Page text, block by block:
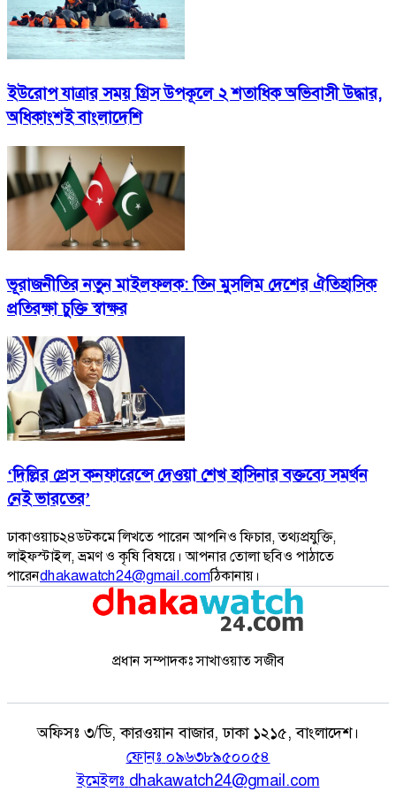
ইউরোপ যাত্রার সময় গ্রিস উপকূলে ২ শতাধিক অভিবাসী উদ্ধার,
অধিকাংশই বাংলাদেশি
ভূরাজনীতির নতুন মাইলফলক: তিন মুসলিম দেশের ঐতিহাসিক
প্রতিরক্ষা চুক্তি স্বাক্ষর
‘দিল্লির প্রেস কনফারেন্সে দেওয়া শেখ হাসিনার বক্তব্যে সমর্থন
নেই ভারতের’
ঢাকাওয়াচ২৪ডটকমে লিখতে পারেন আপনিও ফিচার, তথ্যপ্রযুক্তি,
লাইফস্টাইল, ভ্রমণ ও কৃষি বিষয়ে। আপনার তোলা ছবিও পাঠাতে
পারেনdhakawatch24@gmail.comঠিকানায়।
প্রধান সম্পাদকঃ সাখাওয়াত সজীব
অফিসঃ ৩/ডি, কারওয়ান বাজার, ঢাকা ১২১৫, বাংলাদেশ।
ফোনঃ ০৯৬৩৮৯৫০০৫৪
ইমেইলঃ dhakawatch24@gmail.com